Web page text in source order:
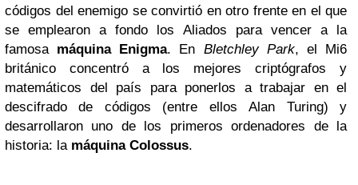
códigos del enemigo se convirtió en otro frente en el que
se emplearon a fondo los Aliados para vencer a la
famosa máquina Enigma. En Bletchley Park, el Mi6
británico concentró a los mejores criptógrafos y
matemáticos del país para ponerlos a trabajar en el
descifrado de códigos (entre ellos Alan Turing) y
desarrollaron uno de los primeros ordenadores de la
historia: la máquina Colossus.